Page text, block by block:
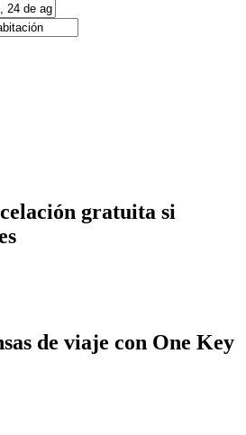
gratuita si
de viaje con One Key